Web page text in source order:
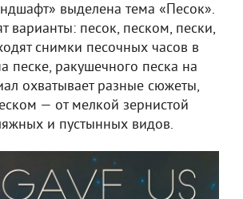
выделена тема «Песок».
варианты: песок, песком, пески,
снимки песочных часов в
песке, ракушечного песка на
охватывает разные сюжеты,
— от мелкой зернистой
и пустынных видов.